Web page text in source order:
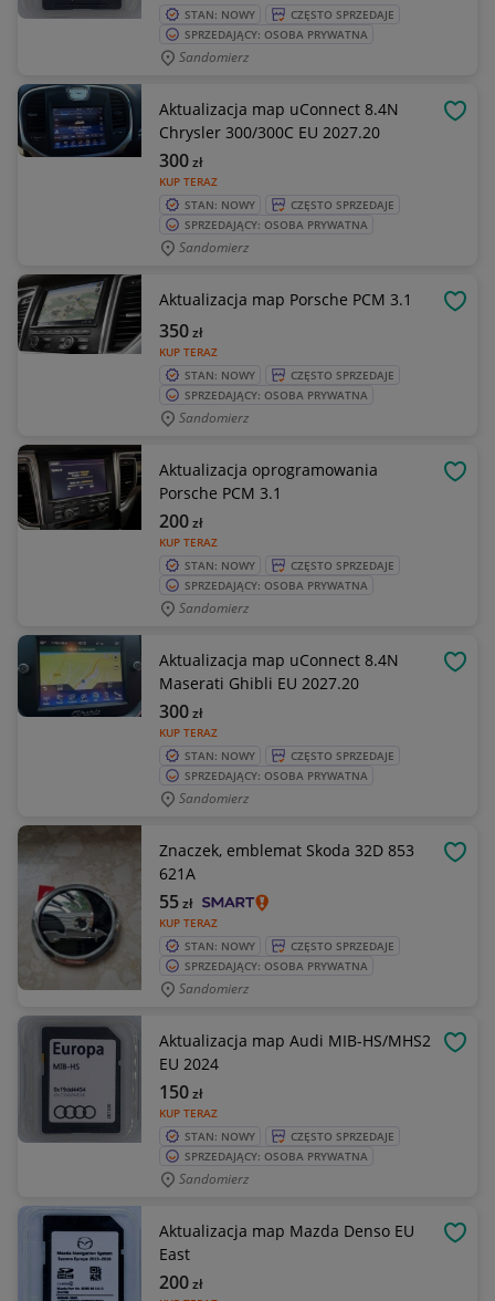
STAN: NOWY
CZĘSTO SPRZEDAJE
SPRZEDAJĄCY: OSOBA PRYWATNA
Sandomierz
Aktualizacja map uConnect 8.4N
Chrysler 300/300C EU 2027.20
KUP TERAZ
300zł
STAN: NOWY
CZĘSTO SPRZEDAJE
SPRZEDAJĄCY: OSOBA PRYWATNA
Sandomierz
Aktualizacja map Porsche PCM 3.1
KUP TERAZ
350zł
STAN: NOWY
CZĘSTO SPRZEDAJE
SPRZEDAJĄCY: OSOBA PRYWATNA
Sandomierz
Aktualizacja oprogramowania
Porsche PCM 3.1
KUP TERAZ
200zł
STAN: NOWY
CZĘSTO SPRZEDAJE
SPRZEDAJĄCY: OSOBA PRYWATNA
Sandomierz
Aktualizacja map uConnect 8.4N
Maserati Ghibli EU 2027.20
KUP TERAZ
300zł
STAN: NOWY
CZĘSTO SPRZEDAJE
SPRZEDAJĄCY: OSOBA PRYWATNA
Sandomierz
Znaczek, emblemat Skoda 32D 853
621A
KUP TERAZ
55zł
STAN: NOWY
CZĘSTO SPRZEDAJE
SPRZEDAJĄCY: OSOBA PRYWATNA
Sandomierz
Aktualizacja map Audi MIB-HS/MHS2
EU 2024
KUP TERAZ
150zł
STAN: NOWY
CZĘSTO SPRZEDAJE
SPRZEDAJĄCY: OSOBA PRYWATNA
Sandomierz
Aktualizacja map Mazda Denso EU
East
200zł